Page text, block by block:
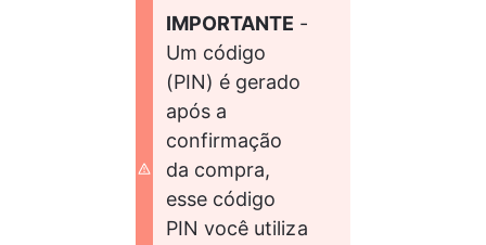
IMPORTANTE -
Um código
(PIN) é gerado
após a
confirmação
da compra,
esse código
PIN você utiliza